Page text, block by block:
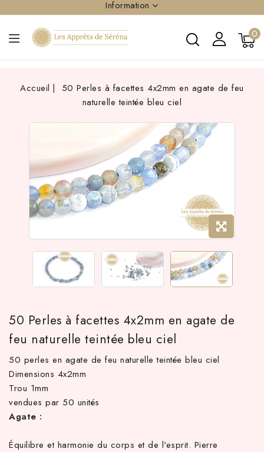
Information
0
d'achat hors frais de port en France métropolitaine ! À
Accueil
50 Perles à facettes 4x2mm en agate de feu
naturelle teintée bleu ciel
50 Perles à facettes 4x2mm en agate de
feu naturelle teintée bleu ciel
50 perles en agate de feu naturelle teintée bleu ciel
Dimensions 4x2mm
Trou 1mm
vendues par 50 unités
Agate :
Équilibre et harmonie du corps et de l'esprit. Pierre